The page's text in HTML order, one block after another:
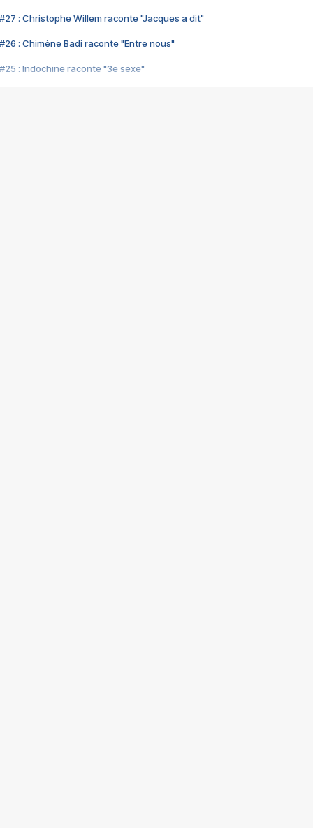
#27 : Christophe Willem raconte "Jacques a dit"
#26 : Chimène Badi raconte "Entre nous"
#25 : Indochine raconte "3e sexe"